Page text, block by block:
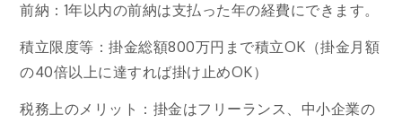
前納：1年以内の前納は支払った年の経費にできます。
積立限度等：掛金総額800万円まで積立OK（掛金月額
の40倍以上に達すれば掛け止めOK）
税務上のメリット：掛金はフリーランス、中小企業の